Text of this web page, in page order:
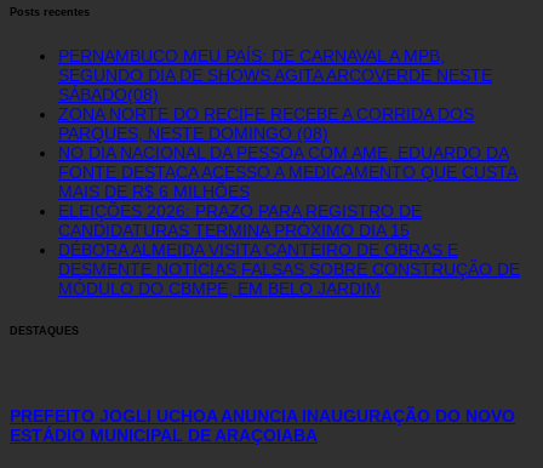
Posts recentes
PERNAMBUCO MEU PAÍS: DE CARNAVAL A MPB,
SEGUNDO DIA DE SHOWS AGITA ARCOVERDE NESTE
SÁBADO(08)
ZONA NORTE DO RECIFE RECEBE A CORRIDA DOS
PARQUES, NESTE DOMINGO (08)
NO DIA NACIONAL DA PESSOA COM AME, EDUARDO DA
FONTE DESTACA ACESSO A MEDICAMENTO QUE CUSTA
MAIS DE R$ 6 MILHÕES
ELEIÇÕES 2026: PRAZO PARA REGISTRO DE
CANDIDATURAS TERMINA PRÓXIMO DIA 15
DÉBORA ALMEIDA VISITA CANTEIRO DE OBRAS E
DESMENTE NOTÍCIAS FALSAS SOBRE CONSTRUÇÃO DE
MÓDULO DO CBMPE, EM BELO JARDIM
DESTAQUES
PREFEITO JOGLI UCHOA ANUNCIA INAUGURAÇÃO DO NOVO
ESTÁDIO MUNICIPAL DE ARAÇOIABA